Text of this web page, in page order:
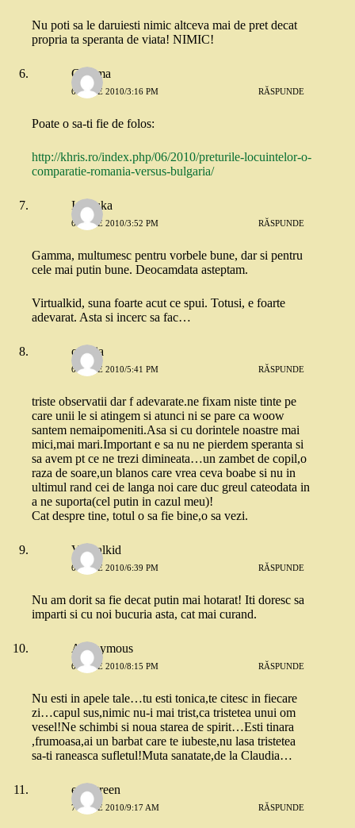
Nu poti sa le daruiesti nimic altceva mai de pret decat
propria ta speranta de viata! NIMIC!
Gamma
6 IUNIE 2010/3:16 PM RĂSPUNDE
Poate o sa-ti fie de folos:
http://khris.ro/index.php/06/2010/preturile-locuintelor-o-
comparatie-romania-versus-bulgaria/
Ionouka
6 IUNIE 2010/3:52 PM RĂSPUNDE
Gamma, multumesc pentru vorbele bune, dar si pentru
cele mai putin bune. Deocamdata asteptam.
Virtualkid, suna foarte acut ce spui. Totusi, e foarte
adevarat. Asta si incerc sa fac…
orestia
6 IUNIE 2010/5:41 PM RĂSPUNDE
triste observatii dar f adevarate.ne fixam niste tinte pe
care unii le si atingem si atunci ni se pare ca woow
santem nemaipomeniti.Asa si cu dorintele noastre mai
mici,mai mari.Important e sa nu ne pierdem speranta si
sa avem pt ce ne trezi dimineata…un zambet de copil,o
raza de soare,un blanos care vrea ceva boabe si nu in
ultimul rand cei de langa noi care duc greul cateodata in
a ne suporta(cel putin in cazul meu)!
Cat despre tine, totul o sa fie bine,o sa vezi.
Virtualkid
6 IUNIE 2010/6:39 PM RĂSPUNDE
Nu am dorit sa fie decat putin mai hotarat! Iti doresc sa
imparti si cu noi bucuria asta, cat mai curand.
Anonymous
6 IUNIE 2010/8:15 PM RĂSPUNDE
Nu esti in apele tale…tu esti tonica,te citesc in fiecare
zi…capul sus,nimic nu-i mai trist,ca tristetea unui om
vesel!Ne schimbi si noua starea de spirit…Esti tinara
,frumoasa,ai un barbat care te iubeste,nu lasa tristetea
sa-ti raneasca sufletul!Muta sanatate,de la Claudia…
evergreen
7 IUNIE 2010/9:17 AM RĂSPUNDE